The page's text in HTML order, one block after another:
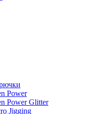
Power
Power Glitter
Jigging